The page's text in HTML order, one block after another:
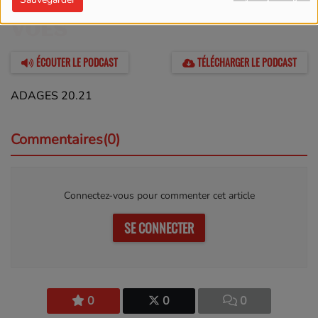
0 0 0
VUES
ÉCOUTER LE PODCAST TÉLÉCHARGER LE PODCAST
ADAGES 20.21
Commentaires(0)
Connectez-vous pour commenter cet article
SE CONNECTER